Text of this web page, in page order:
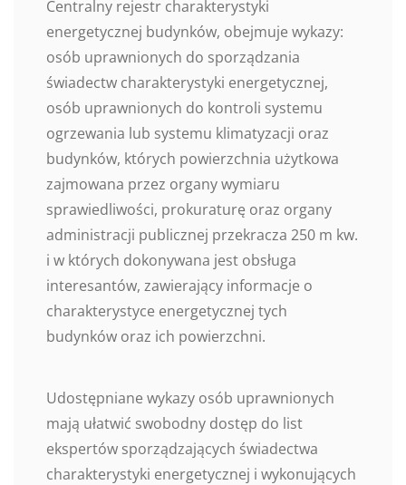
Centralny rejestr charakterystyki
energetycznej budynków, obejmuje wykazy:
osób uprawnionych do sporządzania
świadectw charakterystyki energetycznej,
osób uprawnionych do kontroli systemu
ogrzewania lub systemu klimatyzacji oraz
budynków, których powierzchnia użytkowa
zajmowana przez organy wymiaru
sprawiedliwości, prokuraturę oraz organy
administracji publicznej przekracza 250 m kw.
i w których dokonywana jest obsługa
interesantów, zawierający informacje o
charakterystyce energetycznej tych
budynków oraz ich powierzchni.
Udostępniane wykazy osób uprawnionych
mają ułatwić swobodny dostęp do list
ekspertów sporządzających świadectwa
charakterystyki energetycznej i wykonujących